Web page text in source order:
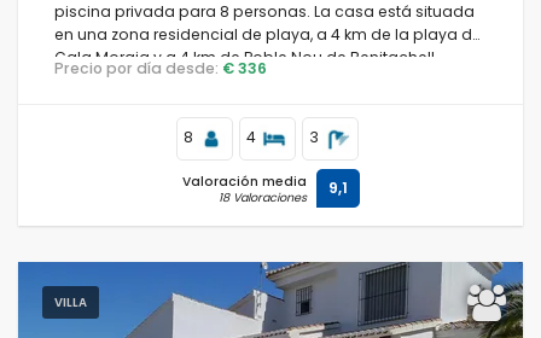
piscina privada para 8 personas. La casa está situada
en una zona residencial de playa, a 4 km de la playa de
Cala Moraig y a 4 km de Poble Nou de Benitachell.
Precio por día desde: € 336
8 4 3
Valoración media
18 Valoraciones 9,1
VILLA